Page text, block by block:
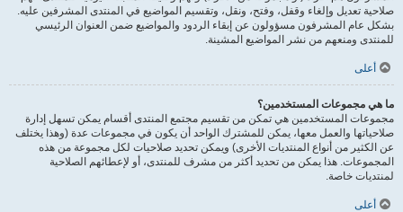
صلاحية تعديل وإلغاء وقفل، وفتح، ونقل، وتقسيم المواضيع في المنتدى المشرفين عليه.
بشكل عام المشرفون مسؤولون عن إبقاء الردود والمواضيع ضمن العنوان الرئيسي
للمنتدى ومنعهم من نشر المواضيع المشينة.
أعلى
ما هي مجموعات المستخدمين؟
مجموعات المستخدمين هي تمكن من تقسيم مجتمع المنتدى أقسام يمكن تسهل إدارة
صلاحياتها والعمل معها، يمكن للمشترك الواحد أن يكون في مجموعات عدة (وهذا يختلف
عن الكثير من أنواع المنتديات الأخرى) ويمكن تحديد صلاحيات لكل مجموعة من هذه
المجموعات. هذا يمكن من تحديد أكثر من مشرف للمنتدى، أو لإعطائهم الصلاحية
لمنتديات خاصة.
أعلى